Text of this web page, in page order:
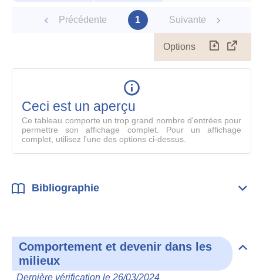
Précédente 1 Suivante
Options
le
Ceci est un aperçu
Ce tableau comporte un trop grand nombre d'entrées pour
permettre son affichage complet. Pour un affichage
complet, utilisez l'une des options ci-dessus.
Bibliographie
Comportement et devenir dans les
milieux
Dernière vérification le 26/03/2024